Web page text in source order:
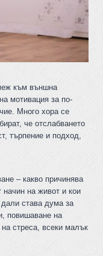
към външна
мотивация за по-
Много хора се
че отслабването
търпение и подход,
– какво причинява
начин на живот и кои
става дума за
повишаване на
стреса, всеки малък